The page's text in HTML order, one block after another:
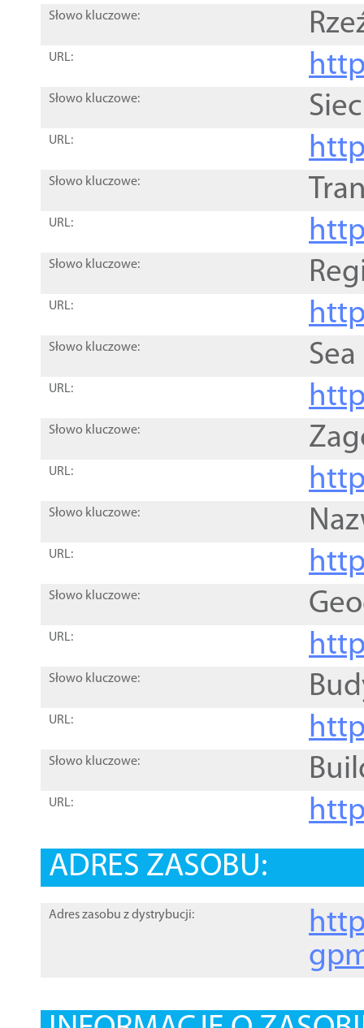
Słowo kluczowe:
URL:
Słowo kluczowe:
URL:
Słowo kluczowe:
URL:
Słowo kluczowe:
URL:
Słowo kluczowe:
URL:
Słowo kluczowe:
URL:
Słowo kluczowe:
URL:
Słowo kluczowe:
URL:
Słowo kluczowe:
URL:
Słowo kluczowe:
URL:
ADRES ZASOBU:
Adres zasobu z dystrybucji: